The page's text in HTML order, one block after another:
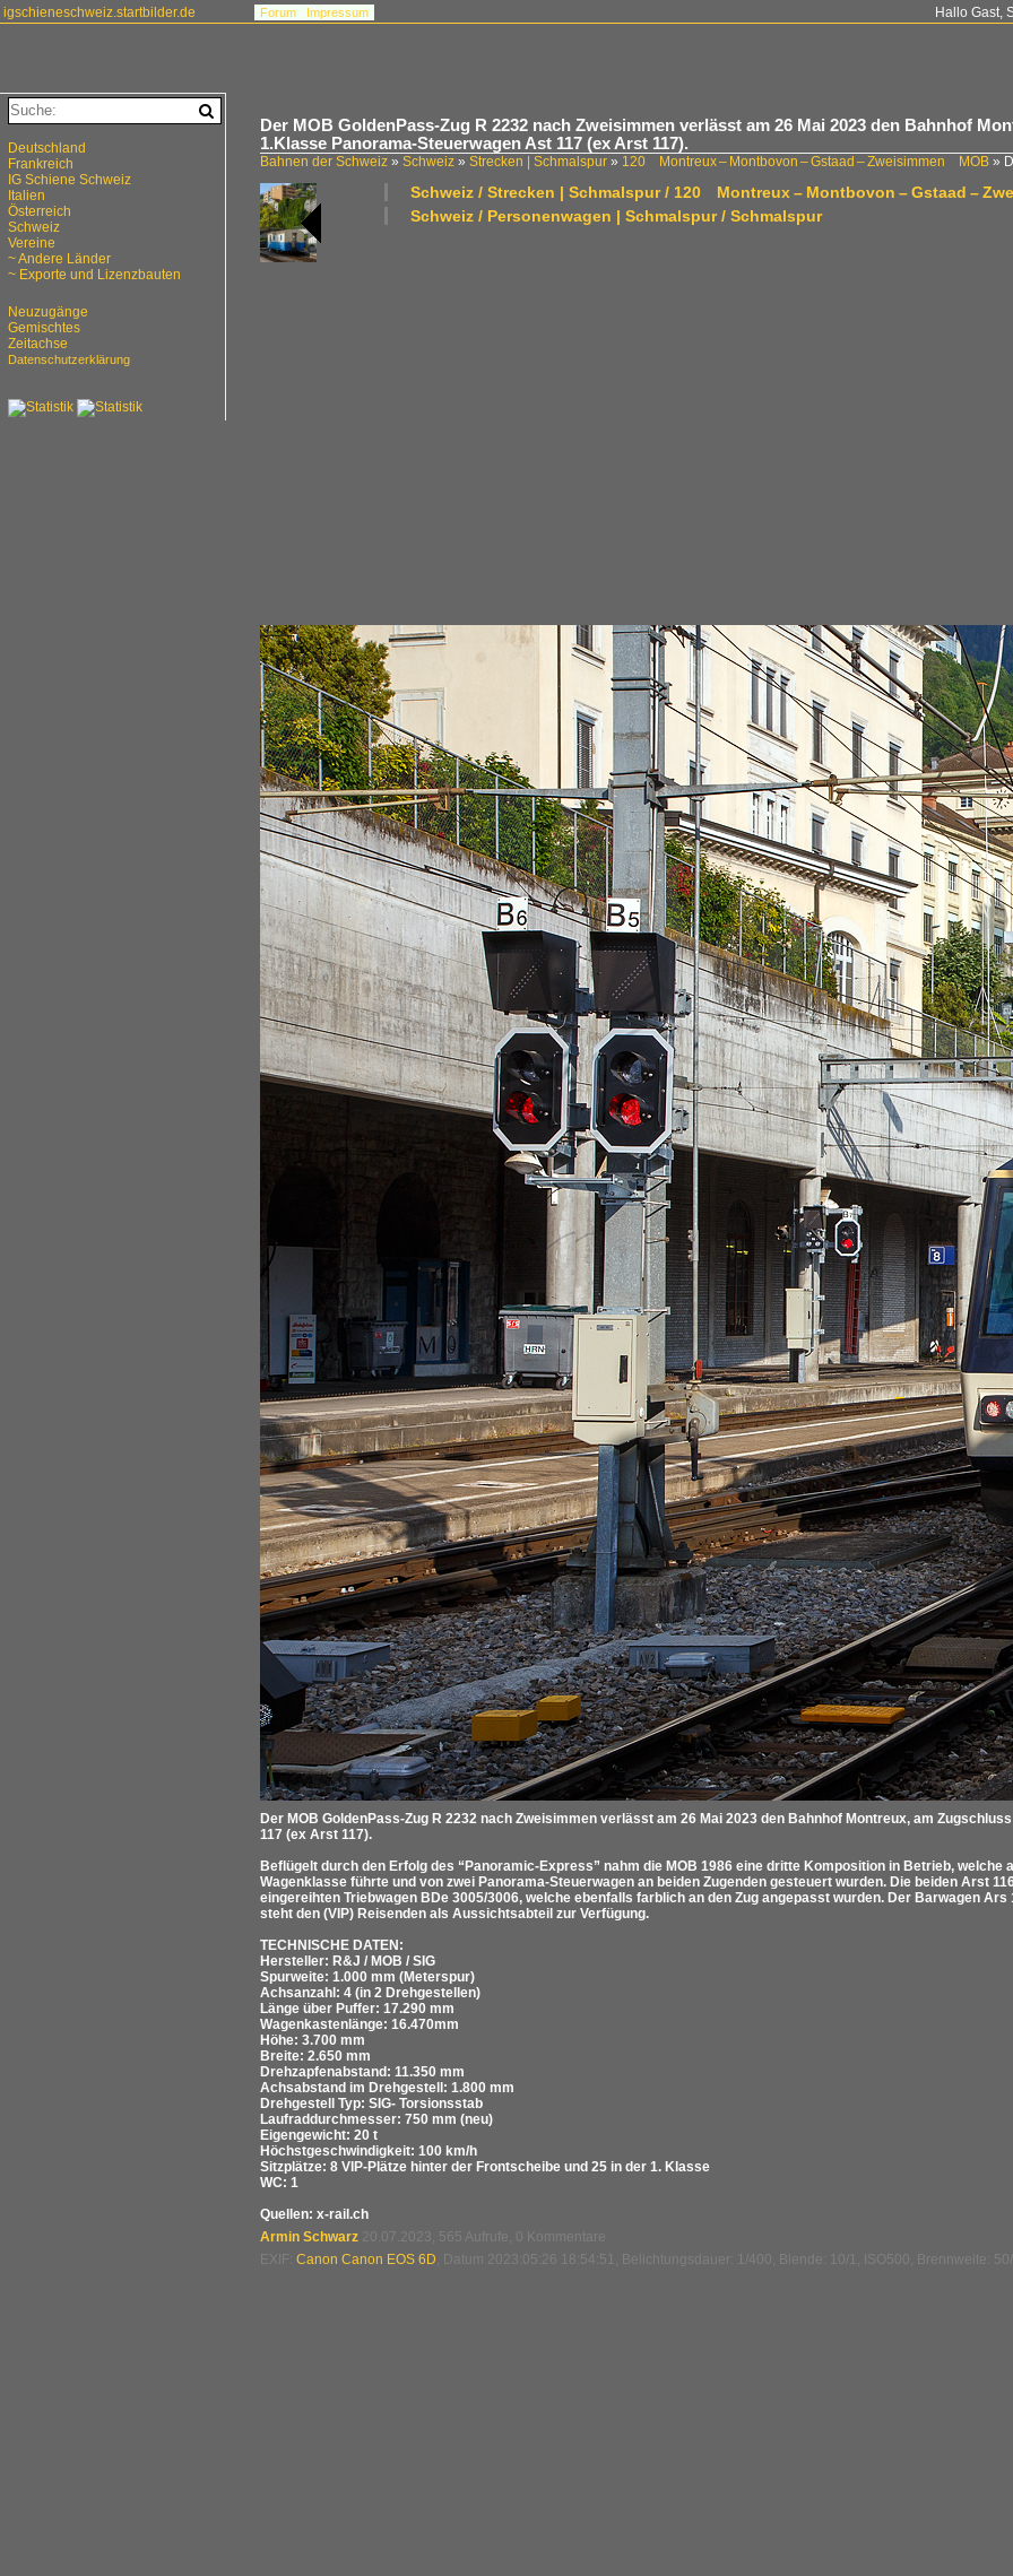
igschieneschweiz.startbilder.de Hallo Gast,
Forum Impressum
Der MOB GoldenPass-Zug R 2232 nach Zweisimmen verlässt am 26 Mai 2023 den Bahnhof
1.Klasse Panorama-Steuerwagen Ast 117 (ex Arst 117).
Bahnen der Schweiz » Schweiz » Strecken | Schmalspur » 120 Montreux – Montbovon – Gstaad – Zweisimmen MOB »
Schweiz / Strecken | Schmalspur / 120 Montreux – Montbovon – Gstaad –
Schweiz / Personenwagen | Schmalspur / Schmalspur
Der MOB GoldenPass-Zug R 2232 nach Zweisimmen verlässt am 26 Mai 2023 den Bahnhof Montreux, am
117 (ex Arst 117).
Beflügelt durch den Erfolg des “Panoramic-Express” nahm die MOB 1986 eine dritte Komposition in Betrieb,
Wagenklasse führte und von zwei Panorama-Steuerwagen an beiden Zugenden gesteuert wurden. Die beiden Arst
eingereihten Triebwagen BDe 3005/3006, welche ebenfalls farblich an den Zug angepasst wurden. Der Barwagen
steht den (VIP) Reisenden als Aussichtsabteil zur Verfügung.
TECHNISCHE DATEN:
Hersteller: R&J / MOB / SIG
Spurweite: 1.000 mm (Meterspur)
Achsanzahl: 4 (in 2 Drehgestellen)
Länge über Puffer: 17.290 mm
Wagenkastenlänge: 16.470mm
Höhe: 3.700 mm
Breite: 2.650 mm
Drehzapfenabstand: 11.350 mm
Achsabstand im Drehgestell: 1.800 mm
Drehgestell Typ: SIG- Torsionsstab
Laufraddurchmesser: 750 mm (neu)
Eigengewicht: 20 t
Höchstgeschwindigkeit: 100 km/h
Sitzplätze: 8 VIP-Plätze hinter der Frontscheibe und 25 in der 1. Klasse
WC: 1
Quellen: x-rail.ch
Armin Schwarz 20.07.2023, 565 Aufrufe, 0 Kommentare
EXIF: Canon Canon EOS 6D , Datum 2023:05:26 18:54:51, Belichtungsdauer: 1/400, Blende: 10/1, ISO500, Brennweite:
Deutschland
Frankreich
IG Schiene Schweiz
Italien
Österreich
Schweiz
Vereine
~ Andere Länder
~ Exporte und Lizenzbauten
Neuzugänge
Gemischtes
Zeitachse
Datenschutzerklärung